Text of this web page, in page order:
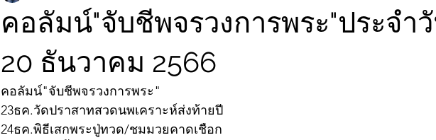
คอลัมน์"จับชีพจรวงการพระ"ประจำ
20 ธันวาคม 2566
คอลัมน์"จับชีพจรวงการพระ"
23ธค.วัดปราสาทสวดนพเคราะห์ส่งท้ายปี
24ธค.พิธีเสกพระปู่ทวด/ชมมวยคาดเชือก